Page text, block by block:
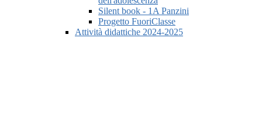
Silent book - 1A Panzini
Progetto FuoriClasse
Attività didattiche 2024-2025